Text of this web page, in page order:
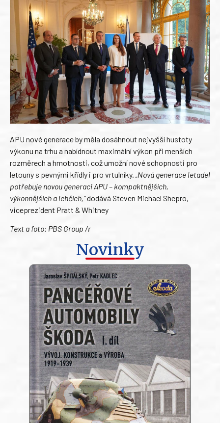
APU nové generace by měla dosáhnout nejvyšší hustoty
výkonu na trhu a nabídnout maximální výkon při menších
rozměrech a hmotnosti, což umožní nové schopnosti pro
letouny s pevnými křídly i pro vrtulníky. „Nová generace letadel
potřebuje novou generaci APU – kompaktnějších,
výkonnějších a lehčích,“dodává Steven Michael Shepro,
viceprezident Pratt & Whitney
Text a foto: PBS Group /r
Novinky